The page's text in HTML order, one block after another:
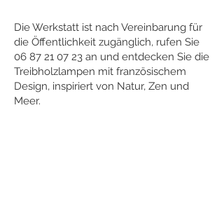
Die Werkstatt ist nach Vereinbarung für
die Öffentlichkeit zugänglich, rufen Sie
06 87 21 07 23 an und entdecken Sie die
Treibholzlampen mit französischem
Design, inspiriert von Natur, Zen und
Meer.